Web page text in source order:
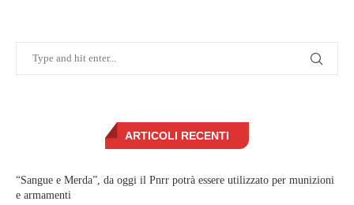
ARTICOLI RECENTI
“Sangue e Merda”, da oggi il Pnrr potrà essere utilizzato per munizioni
e armamenti